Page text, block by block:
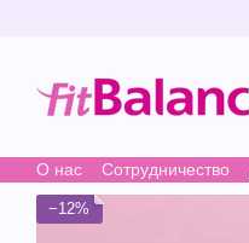
О нас Сотрудничество
−12%